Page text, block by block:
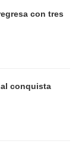
con tres
conquista